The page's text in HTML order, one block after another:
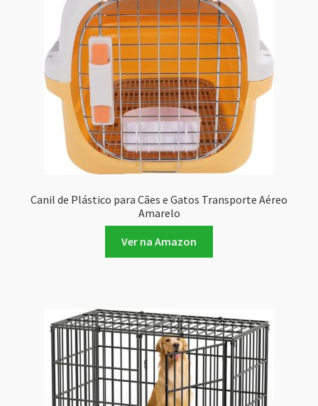
Canil de Plástico para Cães e Gatos Transporte Aéreo
Amarelo
Ver na Amazon